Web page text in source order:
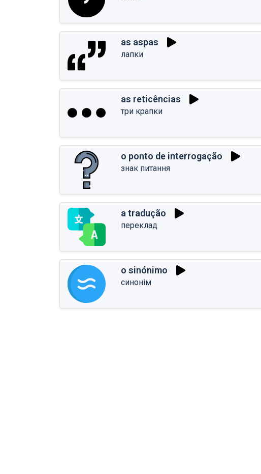
as aspas
лапки
as reticências
три крапки
o ponto de interrogação
знак питання
a tradução
переклад
o sinónimo
синонім